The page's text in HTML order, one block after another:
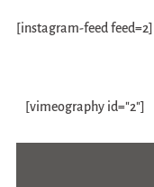
[instagram-feed feed=2]
[vimeography id="2"]